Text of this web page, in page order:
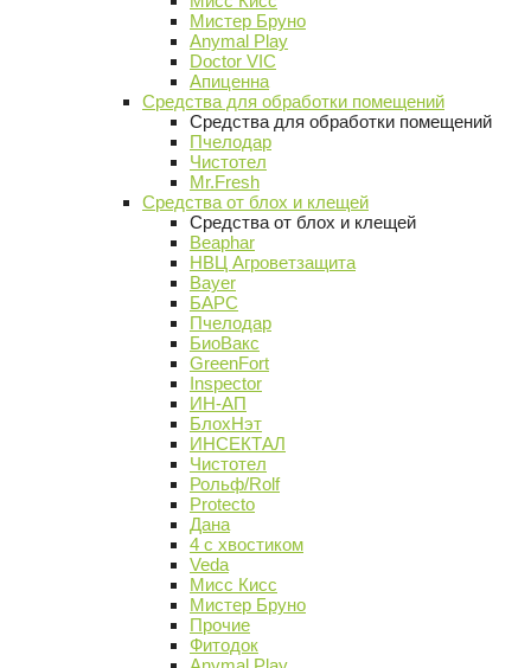
Мистер Бруно
Anymal Play
Doctor VIC
Апиценна
Средства для обработки помещений
Средства для обработки помещений
Пчелодар
Чистотел
Mr.Fresh
Средства от блох и клещей
Средства от блох и клещей
Beaphar
НВЦ Агроветзащита
Bayer
БАРС
Пчелодар
БиоВакс
GreenFort
Inspector
ИН-АП
БлохНэт
ИНСЕКТАЛ
Чистотел
Рольф/Rolf
Protecto
Дана
4 с хвостиком
Veda
Мисс Кисс
Мистер Бруно
Прочие
Фитодок